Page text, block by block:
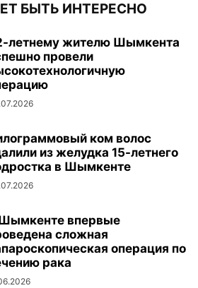
БЫТЬ ИНТЕРЕСНО
летнему жителю Шымкента
провели
ком волос
из желудка 15-летнего
в Шымкенте
впервые
сложная
операция по
рака